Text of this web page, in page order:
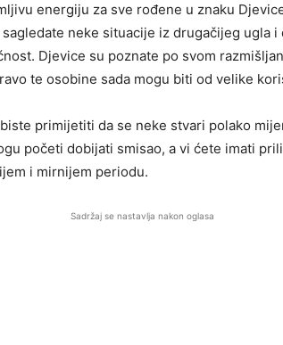
energiju za sve rođene u znaku
neke situacije iz drugačijeg ugla
Djevice su poznate po svom
te osobine sada mogu biti od velike
primijetiti da se neke stvari polako
početi dobijati smisao, a vi ćete imati
i mirnijem periodu.
Sadržaj se nastavlja nakon oglasa